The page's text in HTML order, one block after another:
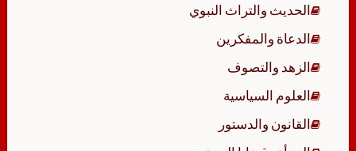
الحديث والتراث النبوي
الدعاة والمفكرين
الزهد والتصوف
العلوم السياسية
القانون والدستور